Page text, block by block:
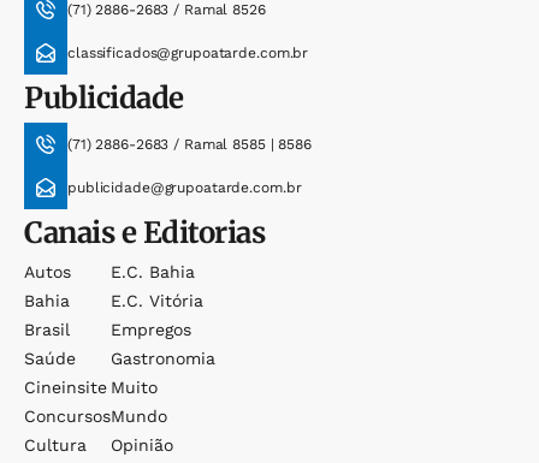
(71) 2886-2683 / Ramal 8526
classificados@grupoatarde.com.br
Publicidade
(71) 2886-2683 / Ramal 8585 | 8586
publicidade@grupoatarde.com.br
Canais e Editorias
Autos
Bahia
Brasil
Saúde
Cineinsite
Concursos
Cultura
E.c. Bahia
E.c. Vitória
Empregos
Gastronomia
Muito
Mundo
Opinião